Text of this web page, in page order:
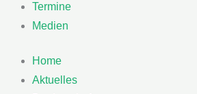
Termine
Medien
Home
Aktuelles